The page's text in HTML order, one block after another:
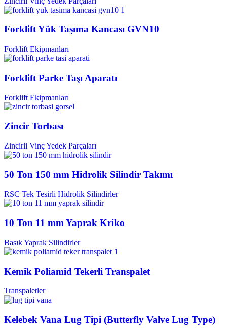
Forklift Yük Taşıma Kancası GVN10
Forklift Ekipmanları
Forklift Parke Taşı Aparatı
Forklift Ekipmanları
Zincir Torbası
Zincirli Vinç Yedek Parçaları
50 Ton 150 mm Hidrolik Silindir Takımı
RSC Tek Tesirli Hidrolik Silindirler
10 Ton 11 mm Yaprak Kriko
Basık Yaprak Silindirler
Kemik Poliamid Tekerli Transpalet
Transpaletler
Kelebek Vana Lug Tipi (Butterfly Valve Lug Type)